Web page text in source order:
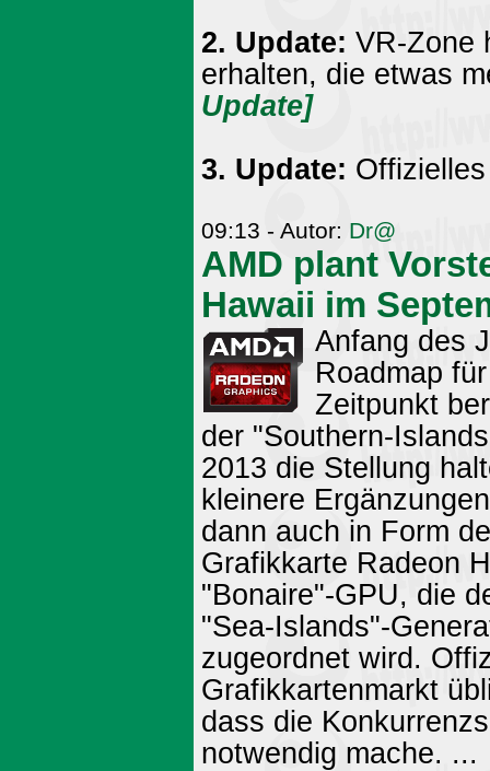
2. Update: VR-Zone
erhalten, die etwas
Update]
3. Update:
09:13 - Autor: Dr@
AMD plant
Hawaii im
Anfang des
Roadmap
Zeitpunkt
der "Southern-
2013 die Stellung
kleinere
dann auch in Form
Grafikkarte Radeon
"Bonaire"-GPU, die
"Sea-Islands"-
zugeordnet wird.
Grafikkartenmarkt
dass die
notwendig mache. ...